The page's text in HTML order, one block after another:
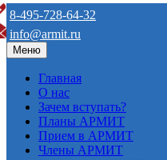
8-495-728-64-32
info@armit.ru
Меню
Главная
О нас
Зачем вступать?
Планы АРМИТ
Прием в АРМИТ
Члены АРМИТ